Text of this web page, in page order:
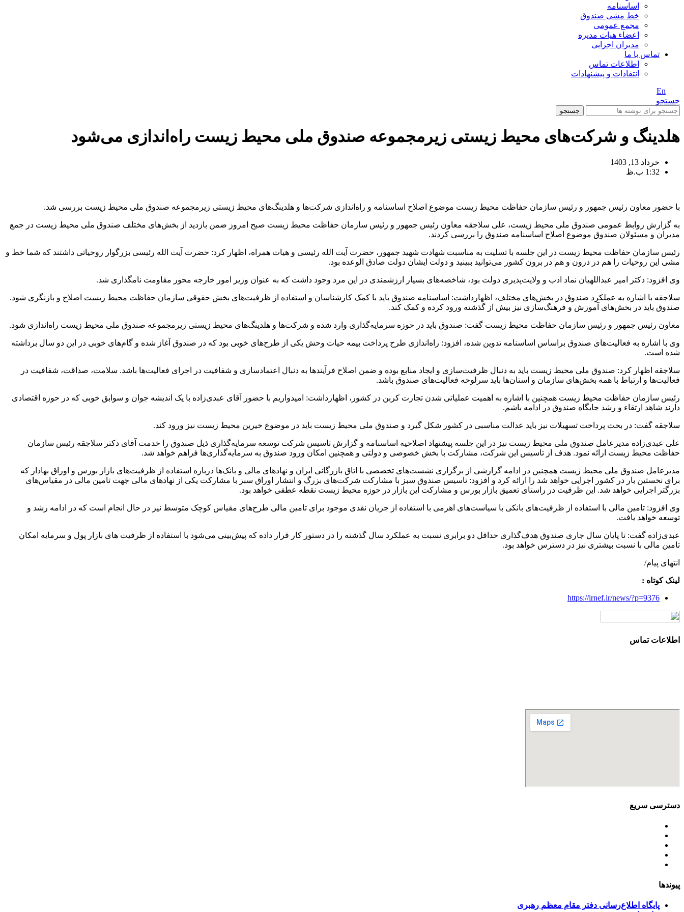
اساسنامه
خط مشی صندوق
مجمع عمومی
اعضاء هیات مدیره
مدیران اجرایی
تماس با ما
اطلاعات تماس
انتقادات و پیشنهادات
En
جستجو
جستجو
هلدینگ و شرکت‌های محیط زیستی زیرمجموعه صندوق ملی محیط زیست راه‌اندازی می‌شود
خرداد 13, 1403
1:32 ب.ظ
با حضور معاون رئیس جمهور و رئیس سازمان حفاظت محیط زیست موضوع اصلاح اساسنامه و راه‌اندازی شرکت‌ها و هلدینگ‌های محیط زیستی زیرمجموعه صندوق ملی محیط زیست بررسی شد.
به گزارش روابط عمومی صندوق ملی محیط زیست، علی سلاجقه معاون رئیس جمهور و رئیس سازمان حفاظت محیط زیست صبح امروز ضمن بازدید از بخش‌های مختلف صندوق ملی محیط زیست در جمع
مدیران و مسئولان صندوق موضوع اصلاح اساسنامه صندوق را بررسی کردند.
رئیس سازمان حفاظت محیط زیست در این جلسه با تسلیت به مناسبت شهادت شهید جمهور، حضرت آیت الله رئیسی و هیات همراه، اظهار کرد: حضرت آیت الله رئیسی بزرگوار روحیاتی داشتند که شما خط و
مشی این روحیات را هم در درون و هم در برون کشور می‌توانید ببینید و دولت ایشان دولت صادق الوعده بود.
وی افزود: دکتر امیر عبداللهیان نماد ادب و ولایت‌پذیری دولت بود، شاخصه‌های بسیار ارزشمندی در این مرد وجود داشت که به عنوان وزیر امور خارجه محور مقاومت نامگذاری شد.
سلاجقه با اشاره به عملکرد صندوق در بخش‌های مختلف، اظهارداشت: اساسنامه صندوق باید با کمک کارشناسان و استفاده از ظرفیت‌های بخش حقوقی سازمان حفاظت محیط زیست اصلاح و بازنگری شود.
صندوق باید در بخش‌های آموزش و فرهنگ‌سازی نیز بیش از گذشته ورود کرده و کمک کند.
معاون رئیس جمهور و رئیس سازمان حفاظت محیط زیست گفت: صندوق باید در حوزه سرمایه‌گذاری وارد شده و شرکت‌ها و هلدینگ‌های محیط زیستی زیرمجموعه صندوق ملی محیط زیست راه‌اندازی شود.
وی با اشاره به فعالیت‌های صندوق براساس اساسنامه تدوین شده، افزود: راه‌اندازی طرح پرداخت بیمه حیات وحش یکی از طرح‌های خوبی بود که در صندوق آغاز شده و گام‌های خوبی در این دو سال برداشته
شده است.
سلاجقه اظهار کرد: صندوق ملی محیط زیست باید به دنبال ظرفیت‌سازی و ایجاد منابع بوده و ضمن اصلاح فرآیندها به دنبال اعتمادسازی و شفافیت در اجرای فعالیت‌ها باشد. سلامت، صداقت، شفافیت در
فعالیت‌ها و ارتباط با همه بخش‌های سازمان و استان‌ها باید سرلوحه فعالیت‌های صندوق باشد.
رئیس سازمان حفاظت محیط زیست همچنین با اشاره به اهمیت عملیاتی شدن تجارت کربن در کشور، اظهارداشت: امیدواریم با حضور آقای عبدی‌زاده با یک اندیشه جوان و سوابق خوبی که در حوزه اقتصادی
دارند شاهد ارتقاء و رشد جایگاه صندوق در ادامه باشم.
سلاجقه گفت: در بحث پرداخت تسهیلات نیز باید عدالت مناسبی در کشور شکل گیرد و صندوق ملی محیط زیست باید در موضوع خیرین محیط زیست نیز ورود کند.
علی عبدی‌زاده مدیرعامل صندوق ملی محیط زیست نیز در این جلسه پیشنهاد اصلاحیه اساسنامه و گزارش تاسیس شرکت توسعه سرمایه‌گذاری ذیل صندوق را خدمت آقای دکتر سلاجقه رئیس سازمان
حفاظت محیط زیست ارائه نمود. هدف از تاسیس این شرکت، مشارکت با بخش خصوصی و دولتی و همچنین امکان ورود صندوق به سرمایه‌گذاری‌ها فراهم خواهد شد.
مدیرعامل صندوق ملی محیط زیست همچنین در ادامه گزارشی از برگزاری نشست‌های تخصصی با اتاق بازرگانی ایران و نهادهای مالی و بانک‌ها درباره استفاده از ظرفیت‌های بازار بورس و اوراق بهادار که
برای نخستین بار در کشور اجرایی خواهد شد را ارائه کرد و افزود: تاسیس صندوق سبز با مشارکت شرکت‌های بزرگ و انتشار اوراق سبز با مشارکت یکی از نهادهای مالی جهت تامین مالی در مقیاس‌های
بزرگتر اجرایی خواهد شد. این ظرفیت در راستای تعمیق بازار بورس و مشارکت این بازار در حوزه محیط زیست نقطه عطفی خواهد بود.
وی افزود: تامین مالی با استفاده از ظرفیت‌های بانکی با سیاست‌های اهرمی با استفاده از جریان نقدی موجود برای تامین مالی طرح‌های مقیاس کوچک متوسط نیز در حال انجام است که در ادامه رشد و
توسعه خواهد یافت.
عبدی‌زاده گفت: تا پایان سال جاری صندوق هدف‌گذاری حداقل دو برابری نسبت به عملکرد سال گذشته را در دستور کار قرار داده که پیش‌بینی می‌شود با استفاده از ظرفیت های بازار پول و سرمایه امکان
تامین مالی با نسبت بیشتری نیز در دسترس خواهد بود.
انتهای پیام/
لینک کوتاه :
https://irnef.ir/news/?p=9376
اطلاعات تماس
دسترسی سریع
پیوندها
پایگاه اطلاع‌رسانی دفتر مقام معظم رهبری